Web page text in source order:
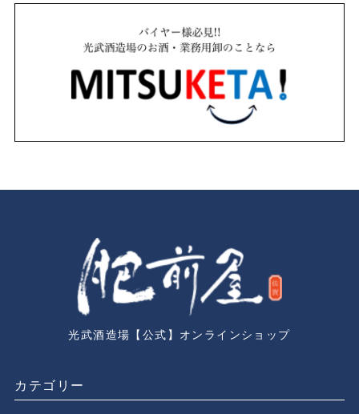
光武酒造場【公式】オンラインショップ
カテゴリー